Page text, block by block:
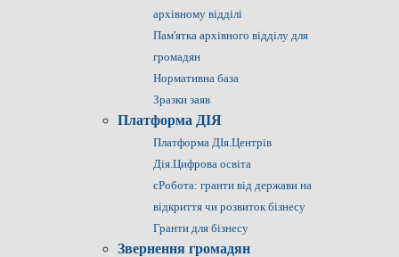
архівному відділі
Пам'ятка архівного відділу для
громадян
Нормативна база
Зразки заяв
Платформа ДІЯ
Платформа ДІя.Центрів
Дія.Цифрова освіта
єРобота: гранти від держави на
відкриття чи розвиток бізнесу
Гранти для бізнесу
Звернення громадян